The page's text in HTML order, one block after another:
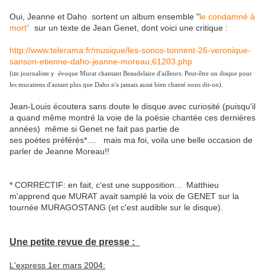
Oui, Jeanne et Daho sortent un album ensemble "le condamné à
mort" sur un texte de Jean Genet, dont voici une critique :
http://www.telerama.fr/musique/les-sonos-tonnent-26-veronique-
sanson-etienne-daho-jeanne-moreau,61203.php
(un journaliste y évoque Murat chantant Beaudelaire d'ailleurs. Peut-être un disque pour
les muratiens d'autant plus que Daho n'a jamais aussi bien chanté nous dit-on).
Jean-Louis écoutera sans doute le disque avec curiosité (puisqu'il
a quand même montré la voie de la poésie chantée ces dernières
années) même si Genet ne fait pas partie de
ses poètes préférés*.... mais ma foi, voila une belle occasion de
parler de Jeanne Moreau!!
* CORRECTIF: en fait, c'est une supposition... Matthieu
m'apprend que MURAT avait samplé la voix de GENET sur la
tournée MURAGOSTANG (et c'est audible sur le disque).
Une petite revue de presse :
L'express 1er mars 2004: